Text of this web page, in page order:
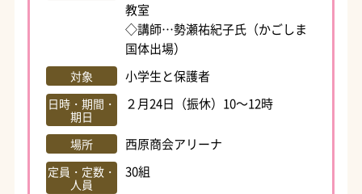
教室
◇講師…勢瀬祐紀子氏（かごしま
国体出場）
対象 小学生と保護者
日時・期間・
期日
２月24日（振休）10～12時
場所 西原商会アリーナ
定員・定数・
人員
30組